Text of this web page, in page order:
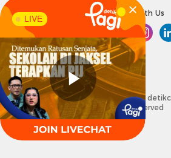
LIVE Connect With Us
Copyright @ 2026
All right reserved